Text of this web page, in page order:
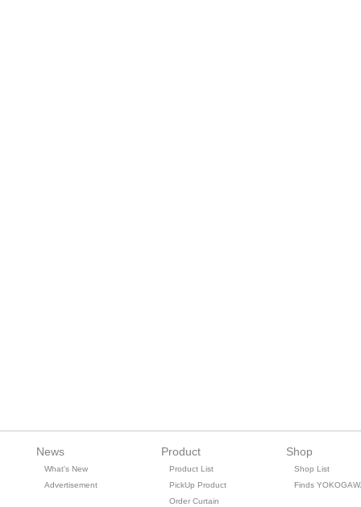
News
What's New
Advertisement
Product
Product List
PickUp Product
Order Curtain
Shop
Shop List
Finds